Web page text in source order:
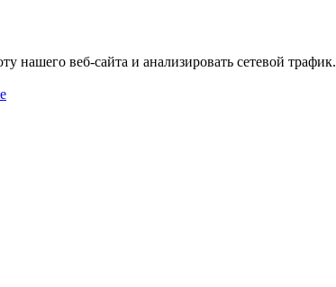
нашего веб-сайта и анализировать сетевой трафик.